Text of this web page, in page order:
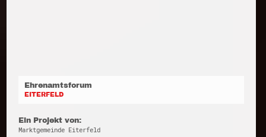
Ehrenamtsforum
EITERFELD
Ein Projekt von:
Marktgemeinde Eiterfeld